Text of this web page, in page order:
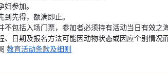
妇参加。
到先得，额满即止。
不包括入场门票，参加者必须持有活动当日有效之
、日期及报名方法可能因动物状态或因应个别情况
教育活动条款及细则